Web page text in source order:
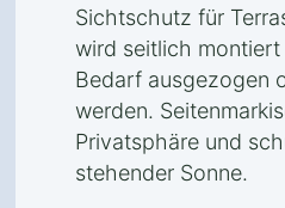
Sichtschutz für
wird seitlich montiert
Bedarf ausgezogen
werden.
Privatsphäre und
stehender Sonne.